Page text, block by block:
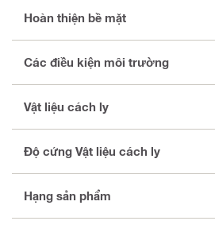
Hoàn thiện bề mặt
Các điều kiện môi trường
Vật liệu cách ly
Độ cứng Vật liệu cách ly
Hạng sản phẩm